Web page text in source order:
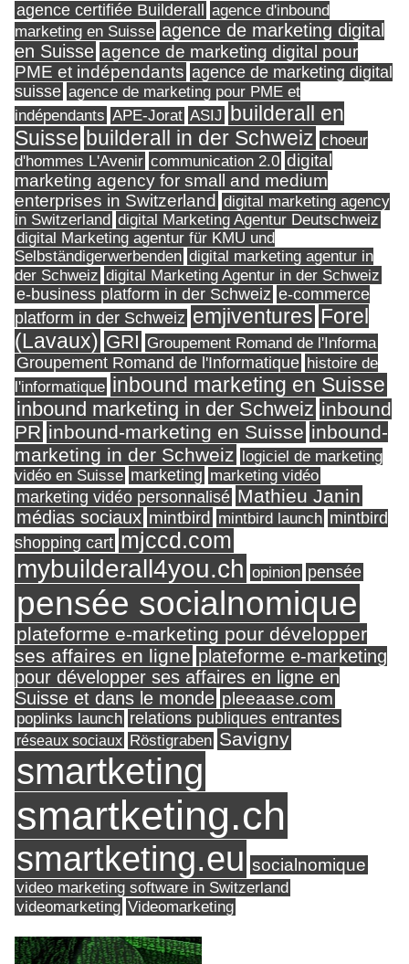
agence certifiée Builderall
agence d'inbound
marketing en Suisse agence de marketing digital
en Suisse agence de marketing digital pour
PME et indépendants agence de marketing digital
suisse agence de marketing pour PME et
indépendants APE-Jorat ASIJ builderall en
Suisse builderall in der Schweiz choeur
d'hommes L'Avenir communication 2.0 digital
marketing agency for small and medium
enterprises in Switzerland digital marketing agency
in Switzerland digital Marketing Agentur Deutschweiz
digital Marketing agentur für KMU und
Selbständigerwerbenden digital marketing agentur in
der Schweiz digital Marketing Agentur in der Schweiz
e-business platform in der Schweiz e-commerce
platform in der Schweiz emjiventures Forel
(Lavaux) GRI Groupement Romand de l'Informa
Groupement Romand de l'Informatique histoire de
l'informatique inbound marketing en Suisse
inbound marketing in der Schweiz inbound
PR inbound-marketing en Suisse inbound-
marketing in der Schweiz logiciel de marketing
vidéo en Suisse marketing marketing vidéo
marketing vidéo personnalisé Mathieu Janin
médias sociaux mintbird mintbird launch mintbird
shopping cart mjccd.com
mybuilderall4you.ch opinion pensée
pensée socialnomique
plateforme e-marketing pour développer
ses affaires en ligne plateforme e-marketing
pour développer ses affaires en ligne en
Suisse et dans le monde pleeaase.com
poplinks launch relations publiques entrantes
réseaux sociaux Röstigraben Savigny
smartketing
smartketing.ch
smartketing.eu socialnomique
video marketing software in Switzerland
videomarketing Videomarketing